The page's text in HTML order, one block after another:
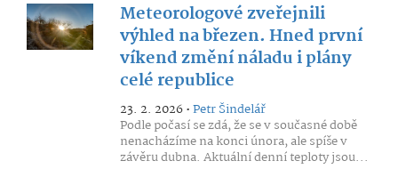
Meteorologové zveřejnili
výhled na březen. Hned první
víkend změní náladu i plány
celé republice
23. 2. 2026 •Petr Šindelář
Podle počasí se zdá, že se v současné době
nenacházíme na konci února, ale spíše v
závěru dubna. Aktuální denní teploty jsou...